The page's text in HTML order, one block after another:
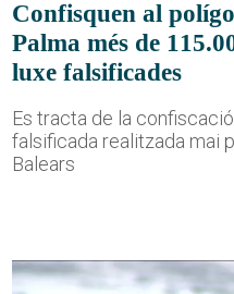
Confisquen al
Palma més de
luxe falsificades
Es tracta de la
falsificada realitzada mai
Balears